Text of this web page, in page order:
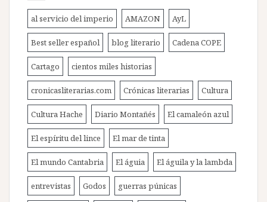
al servicio del imperio AMAZON AyL
Best seller español blog literario Cadena COPE
Cartago cientos miles historias
cronicasliterarias.com Crónicas literarias Cultura
Cultura Hache Diario Montañés El camaleón azul
El espíritu del lince El mar de tinta
El mundo Cantabria El águia El águila y la lambda
entrevistas Godos guerras púnicas